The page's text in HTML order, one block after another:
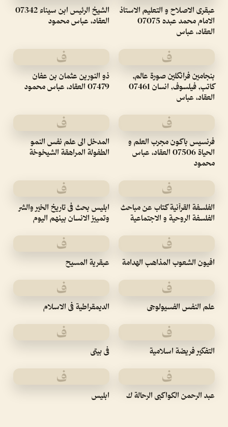
عبقرى الاصلاح و التعليم الاستاذ
الامام محمد عبده 07075
العقاد، عباس
الشيخ الرئيس ابن سيناء 07342
العقاد، عباس محمود
ف
بنجامين فرانكلين صورة عالم,
كاتب, فيلسوف, انسان 07461
العقاد، عباس
ف
ذو النورين عثمان بن عفان
07479 العقاد، عباس محمود
ف
فرنسيس باكون مجرب العلم و
الحياة 07506 العقاد، عباس
محمود
ف
المدخل الى علم نفس النمو
الطفولة المراهقة الشيخوخة
ف
الفلسفة القرآنية كتاب عن مباحث
الفلسفة الروحية و الاجتماعية
ف
ابليس بحث فى تاريخ الخير والشر
وتمييز الانسان بينهم اليوم
ف
افيون الشعوب المذاهب الهدامة
ف
عبقرية المسيح
ف
علم النفس الفسيولوجى
ف
الديمقراطية فى الاسلام
ف
التفكير فريضة اسلامية
ف
فى بيتى
ف
عبد الرحمن الكواكبى الرحالة ك
ف
ابليس